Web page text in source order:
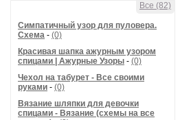
Все (82)
Симпатичный узор для пуловера.
Схема - (0)
Красивая шапка ажурным узором
спицами | Ажурные Узоры - (0)
Чехол на табурет - Все своими
руками - (0)
Вязание шляпки для девочки
спицами - Вязание (схемы на все